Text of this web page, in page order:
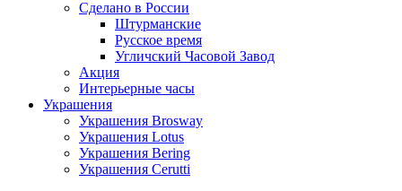
Сделано в России
Штурманские
Русское время
Угличский Часовой Завод
Акция
Интерьерные часы
Украшения
Украшения Brosway
Украшения Lotus
Украшения Bering
Украшения Cerutti